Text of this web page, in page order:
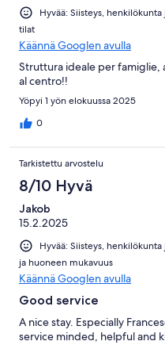
Hyvää: Siisteys,
tilat
Käännä Googlen avulla
Struttura ideale per
al centro!!
Yöpyi 1 yön elokuussa 2025
0
Tarkistettu arvostelu
8/10 Hyvä
Jakob
15.2.2025
Hyvää: Siisteys,
ja huoneen mukavuus
Käännä Googlen avulla
Good service
A nice stay. Especially
service minded, helpful and